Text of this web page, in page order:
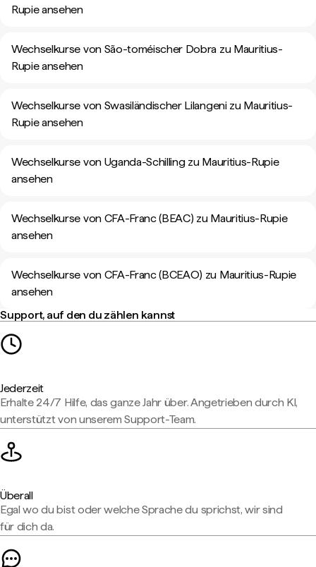
Rupie ansehen
Wechselkurse von São-toméischer Dobra zu Mauritius-
Rupie ansehen
Wechselkurse von Swasiländischer Lilangeni zu Mauritius-
Rupie ansehen
Wechselkurse von Uganda-Schilling zu Mauritius-Rupie
ansehen
Wechselkurse von CFA-Franc (BEAC) zu Mauritius-Rupie
ansehen
Wechselkurse von CFA-Franc (BCEAO) zu Mauritius-Rupie
ansehen
Support, auf den du zählen kannst
Jederzeit
Erhalte 24/7 Hilfe, das ganze Jahr über. Angetrieben durch KI,
unterstützt von unserem Support-Team.
Überall
Egal wo du bist oder welche Sprache du sprichst, wir sind
für dich da.